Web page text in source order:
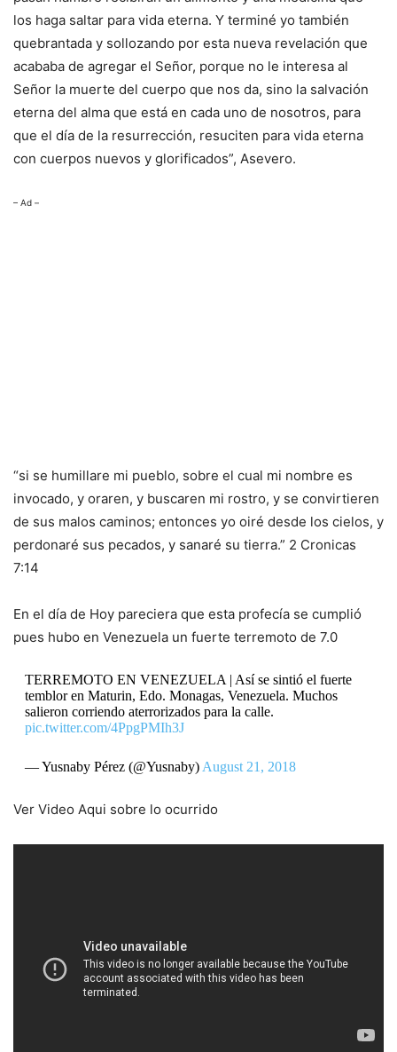
los haga saltar para vida eterna. Y terminé yo también
quebrantada y sollozando por esta nueva revelación que
acababa de agregar el Señor, porque no le interesa al
Señor la muerte del cuerpo que nos da, sino la salvación
eterna del alma que está en cada uno de nosotros, para
que el día de la resurrección, resuciten para vida eterna
con cuerpos nuevos y glorificados”, Asevero.
– Ad –
“si se humillare mi pueblo, sobre el cual mi nombre es
invocado, y oraren, y buscaren mi rostro, y se convirtieren
de sus malos caminos; entonces yo oiré desde los cielos, y
perdonaré sus pecados, y sanaré su tierra.” 2 Cronicas
7:14
En el día de Hoy pareciera que esta profecía se cumplió
pues hubo en Venezuela un fuerte terremoto de 7.0
TERREMOTO EN VENEZUELA | Así se sintió el fuerte
temblor en Maturin, Edo. Monagas, Venezuela. Muchos
salieron corriendo aterrorizados para la calle.
pic.twitter.com/4PpgPMIh3J
— Yusnaby Pérez (@Yusnaby) August 21, 2018
Ver Video Aqui sobre lo ocurrido